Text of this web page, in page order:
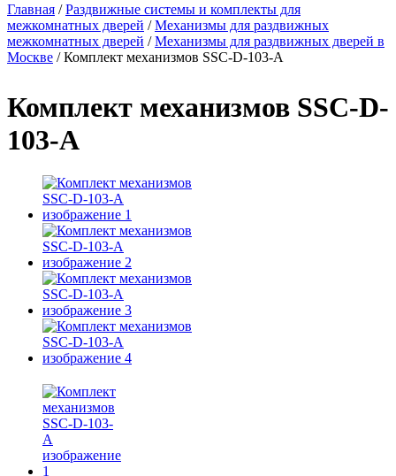
Вы здесь
Главная / Раздвижные системы и комплекты для
межкомнатных дверей / Механизмы для раздвижных
межкомнатных дверей / Механизмы для раздвижных дверей в
Москве / Комплект механизмов SSC-D-103-A
Комплект механизмов SSC-D-
103-A